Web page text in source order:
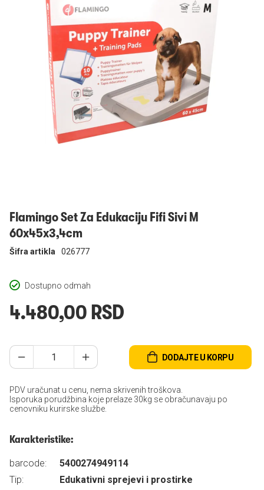
Prijavi se
Flamingo Set Za Edukaciju Fifi Sivi M
60x45x3,4cm
Dostupno odmah
Šifra artikla 026777
4.480,00 RSD
DODAJTE U KORPU
PDV uračunat u cenu, nema skrivenih troškova.
Isporuka porudžbina koje prelaze 30kg se obračunavaju po
cenovniku kurirske službe.
Karakteristike:
barcode:
5400274949114
Tip:
Edukativni sprejevi i prostirke